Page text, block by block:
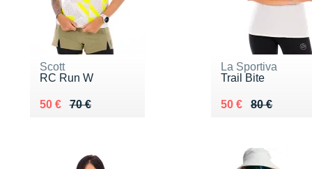
Scott
RC Run W
70 €
Au lieu de 70 €
50 €
Vendu 50 €
La Sportiva
Trail Bite
80 €
Au lieu de 80 €
50 €
Vendu 50 €